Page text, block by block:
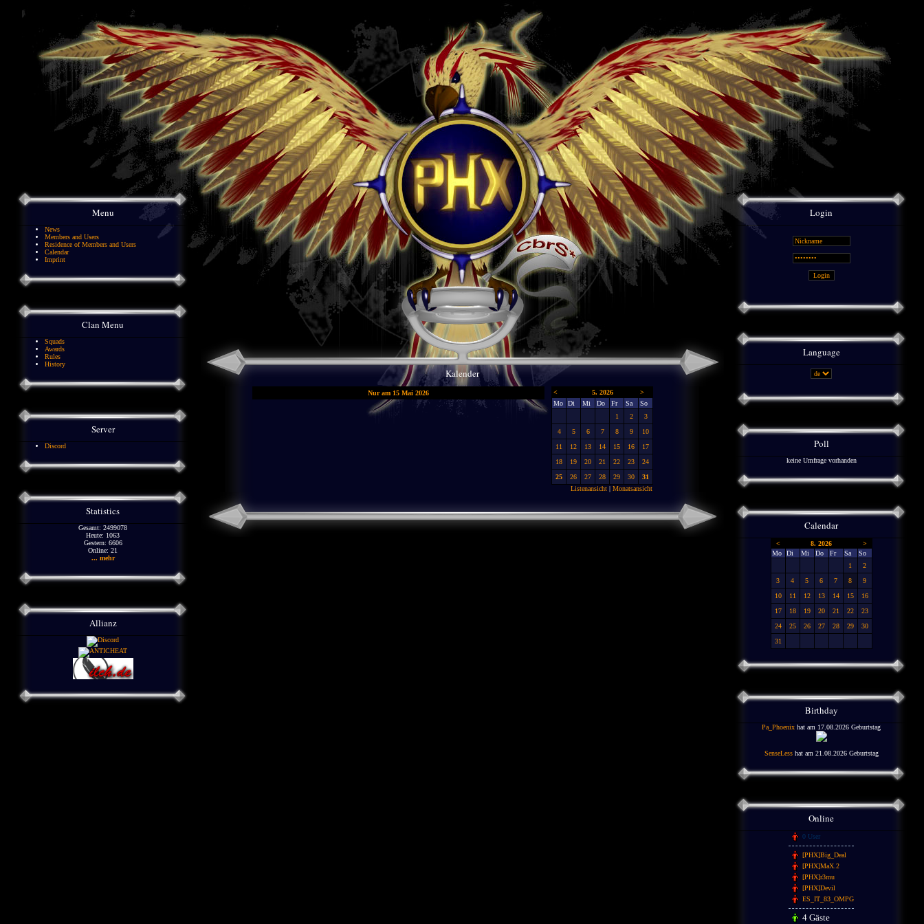
Menu
News
Members and Users
Residence of Members and Users
Calendar
Imprint
Clan Menu
Squads
Awards
Rules
History
Server
Discord
Statistics
Gesamt: 2499078
Heute: 1063
Gestern: 6606
Online: 21
... mehr
Allianz
Kalender
Nur am 15 Mai 2026 < 5. 2026
>
Mo
Di Mi Do Fr Sa
So
1
2
3
4
5 6 7 8 9
10
11
12 13 14 15 16
17
18
19 20 21 22 23
24
25
26 27 28 29 30
31
Listenansicht | Monatsansicht
Login
Language
Poll
keine Umfrage vorhanden
Calendar
< 8. 2026
>
Mo
Di Mi Do Fr Sa
So
1
2
3
4 5 6 7 8
9
10
11 12 13 14 15
16
17
18 19 20 21 22
23
24
25 26 27 28 29
30
31
Birthday
Pa_Phoenix hat am 17.08.2026 Geburtstag
SenseLesshat am 21.08.2026 Geburtstag
Online
0 User
[PHX]Big_Deal
[PHX]MaX.2
[PHX]r3mu
[PHX]Devil
ES_IT_83_OMPG
4 Gäste